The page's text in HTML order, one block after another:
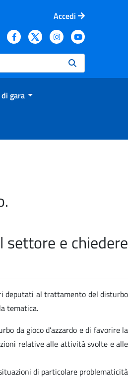
Accedi
gara
e chiedere
deputati al trattamento del disturbo
tematica.
da gioco d’azzardo e di favorire la
relative alle attività svolte e alle
di particolare problematicità